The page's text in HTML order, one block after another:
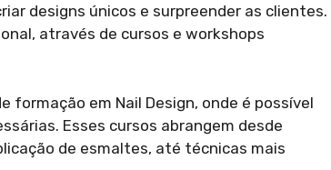
designs únicos e surpreender as clientes.
através de cursos e workshops
em Nail Design, onde é possível
Esses cursos abrangem desde
de esmaltes, até técnicas mais